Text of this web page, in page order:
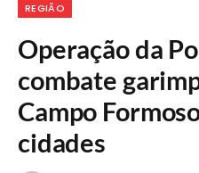
REGIÃO
Operação da
combate
Campo
cidades